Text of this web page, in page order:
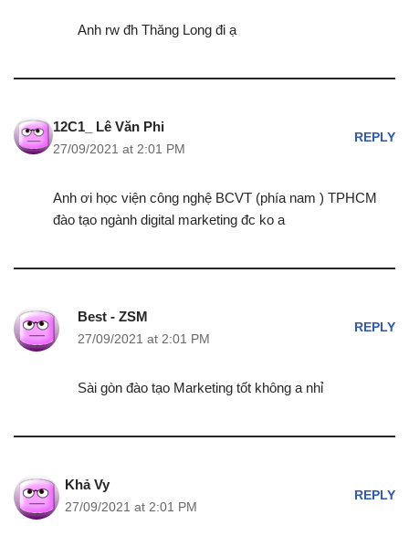
Anh rw đh Thăng Long đi ạ
12C1_ Lê Văn Phi
27/09/2021 at 2:01 PM
REPLY
Anh ơi học viện công nghệ BCVT (phía nam ) TPHCM
đào tạo ngành digital marketing đc ko a
Best - ZSM
27/09/2021 at 2:01 PM
REPLY
Sài gòn đào tạo Marketing tốt không a nhỉ
Khả Vy
27/09/2021 at 2:01 PM
REPLY